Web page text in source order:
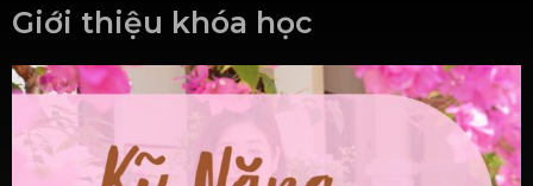
Giới thiệu khóa học